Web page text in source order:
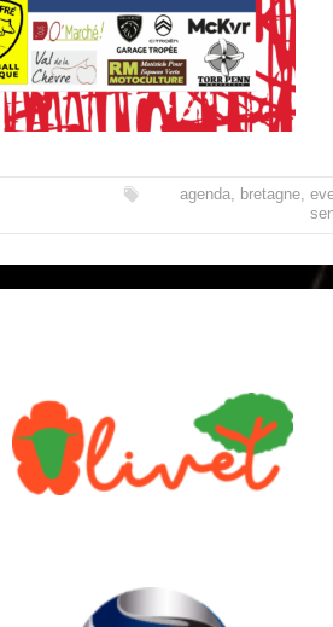
agenda, bretagne,